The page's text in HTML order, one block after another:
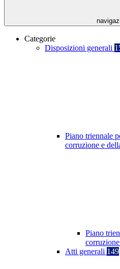
Categorie
Disposizioni generali
Piano triennale
corruzione e
Piano
Atti generali 149